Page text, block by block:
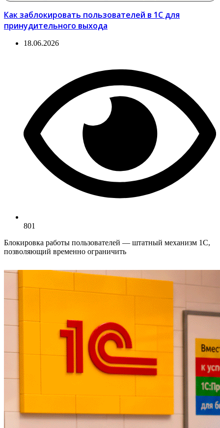
Как заблокировать пользователей в 1С для
принудительного выхода
18.06.2026
801
Блокировка работы пользователей — штатный механизм 1С,
позволяющий временно ограничить